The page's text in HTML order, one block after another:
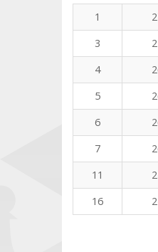
1
3
4
5
6
7
11
16